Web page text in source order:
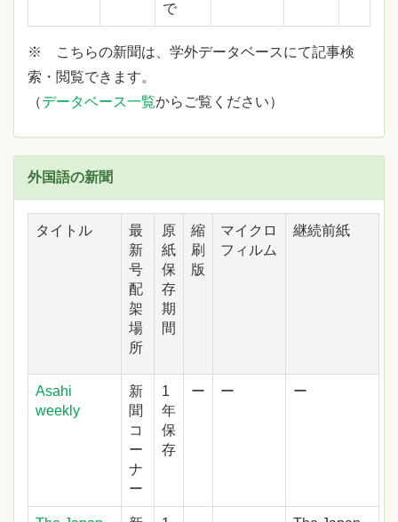
で
※ こちらの新聞は、学外データベースにて記事検
索・閲覧できます。
（データベース一覧からご覧ください）
外国語の新聞
タイトル
最
新
号
配
架
場
所
原
紙
保
存
期
間
縮
刷
版
マイクロ
フィルム
継続前紙
Asahi
weekly
新
聞
コ
ー
ナ
ー
1
年
保
存
ー ー ー